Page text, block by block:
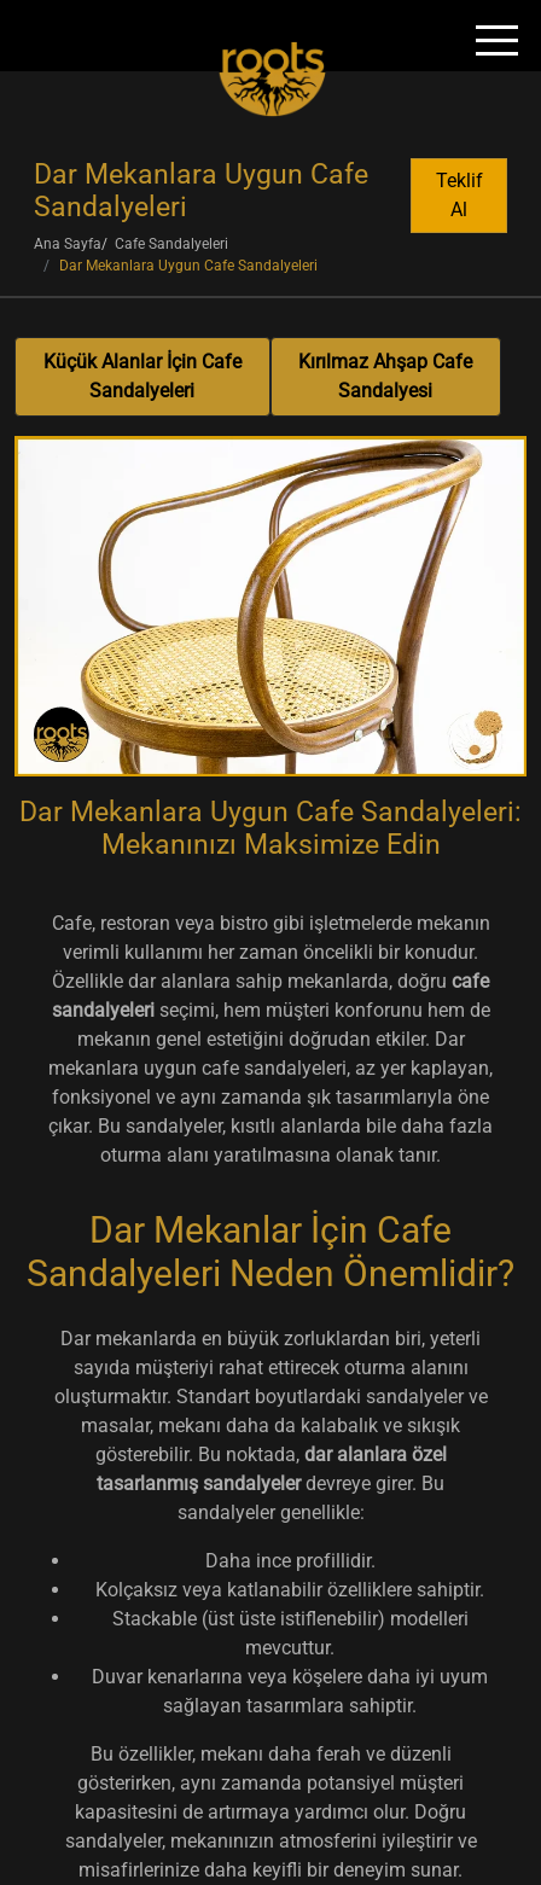
Dar Mekanlara Uygun Cafe
Sandalyeleri
Teklif
Al
Ana Sayfa
Cafe Sandalyeleri
Dar Mekanlara Uygun Cafe Sandalyeleri
Küçük Alanlar İçin Cafe
Sandalyeleri
Kırılmaz Ahşap Cafe
Sandalyesi
Dar Mekanlara Uygun Cafe Sandalyeleri:
Mekanınızı Maksimize Edin
Cafe, restoran veya bistro gibi işletmelerde mekanın
verimli kullanımı her zaman öncelikli bir konudur.
Özellikle dar alanlara sahip mekanlarda, doğru cafe
sandalyeleri seçimi, hem müşteri konforunu hem de
mekanın genel estetiğini doğrudan etkiler. Dar
mekanlara uygun cafe sandalyeleri, az yer kaplayan,
fonksiyonel ve aynı zamanda şık tasarımlarıyla öne
çıkar. Bu sandalyeler, kısıtlı alanlarda bile daha fazla
oturma alanı yaratılmasına olanak tanır.
Dar Mekanlar İçin Cafe
Sandalyeleri Neden Önemlidir?
Dar mekanlarda en büyük zorluklardan biri, yeterli
sayıda müşteriyi rahat ettirecek oturma alanını
oluşturmaktır. Standart boyutlardaki sandalyeler ve
masalar, mekanı daha da kalabalık ve sıkışık
gösterebilir. Bu noktada, dar alanlara özel
tasarlanmış sandalyelerdevreye girer. Bu
sandalyeler genellikle:
Daha ince profillidir.
Kolçaksız veya katlanabilir özelliklere sahiptir.
Stackable (üst üste istiflenebilir) modelleri
mevcuttur.
Duvar kenarlarına veya köşelere daha iyi uyum
sağlayan tasarımlara sahiptir.
Bu özellikler, mekanı daha ferah ve düzenli
gösterirken, aynı zamanda potansiyel müşteri
kapasitesini de artırmaya yardımcı olur. Doğru
sandalyeler, mekanınızın atmosferini iyileştirir ve
misafirlerinize daha keyifli bir deneyim sunar.